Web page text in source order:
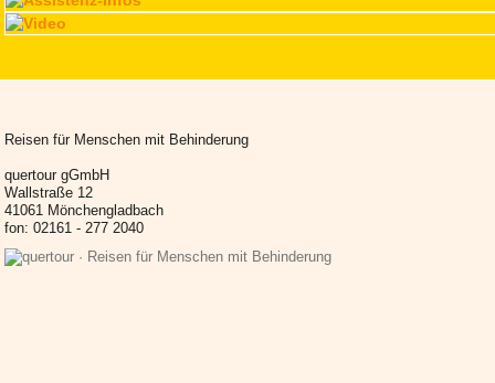
Reisen für Menschen mit Behinderung
quertour gGmbH
Wallstraße 12
41061 Mönchengladbach
fon: 02161 - 277 2040